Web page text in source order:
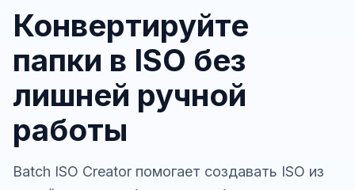
Конвертируйте
папки в ISO без
лишней ручной
работы
Batch ISO Creator помогает создавать ISO из